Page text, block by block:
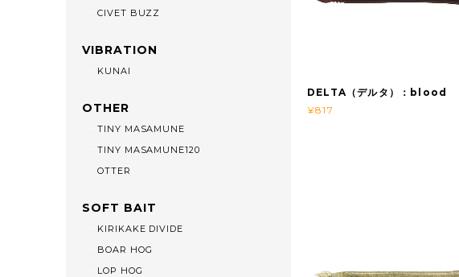
DELTA（デルタ）：blood
¥817
CIVET BUZZ
VIBRATION
KUNAI
OTHER
TINY MASAMUNE
TINY MASAMUNE120
OTTER
SOFT BAIT
KIRIKAKE DIVIDE
BOAR HOG
LOP HOG